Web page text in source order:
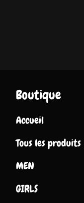
Boutique
Accueil
Tous les produits
MEN
GIRLS